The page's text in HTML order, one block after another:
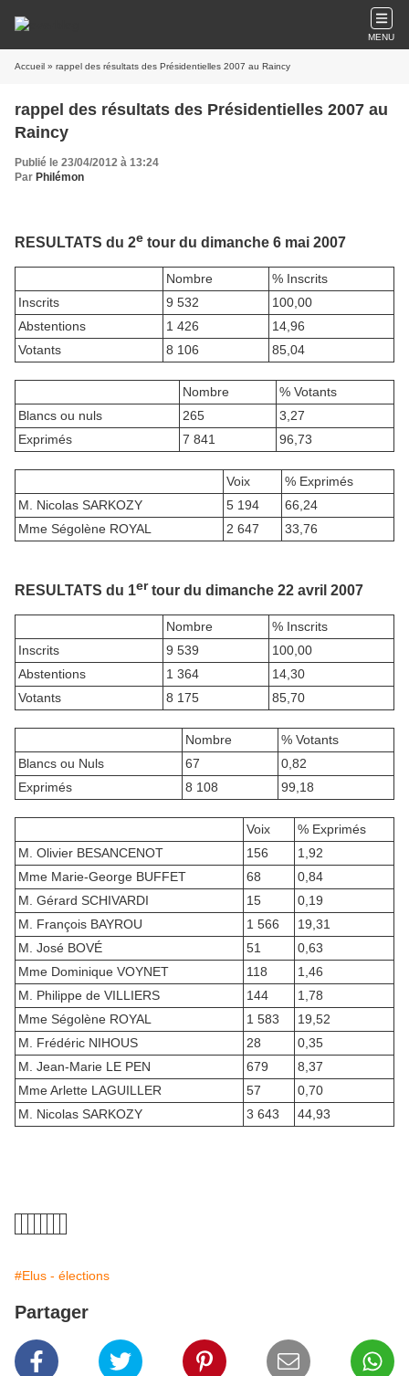
MENU
Accueil » rappel des résultats des Présidentielles 2007 au Raincy
rappel des résultats des Présidentielles 2007 au
Raincy
Publié le 23/04/2012 à 13:24
Par Philémon
RESULTATS du 2e tour du dimanche 6 mai 2007
Nombre
% Inscrits
Inscrits
9 532
100,00
Abstentions
1 426
14,96
Votants
8 106 85,04
Nombre
% Votants
Blancs ou nuls
265
3,27
Exprimés
7 841 96,73
Voix
% Exprimés
M. Nicolas SARKOZY
5 194
66,24
Mme Ségolène ROYAL
2 647 33,76
RESULTATS du 1ertour du dimanche 22 avril 2007
Nombre
% Inscrits
Inscrits
9 539
100,00
Abstentions
1 364
14,30
Votants
8 175 85,70
Nombre
% Votants
Blancs ou Nuls
67
0,82
Exprimés
8 108 99,18
Voix
% Exprimés
M. Olivier BESANCENOT
156
1,92
Mme Marie-George BUFFET
68
0,84
M. Gérard SCHIVARDI
15
0,19
M. François BAYROU
1 566
19,31
M. José BOVÉ
51
0,63
Mme Dominique VOYNET
118
1,46
M. Philippe de VILLIERS
144
1,78
Mme Ségolène ROYAL
1 583
19,52
M. Frédéric NIHOUS
28
0,35
M. Jean-Marie LE PEN
679
8,37
Mme Arlette LAGUILLER
57
0,70
M. Nicolas SARKOZY
3 643 44,93
#Elus - élections
Partager